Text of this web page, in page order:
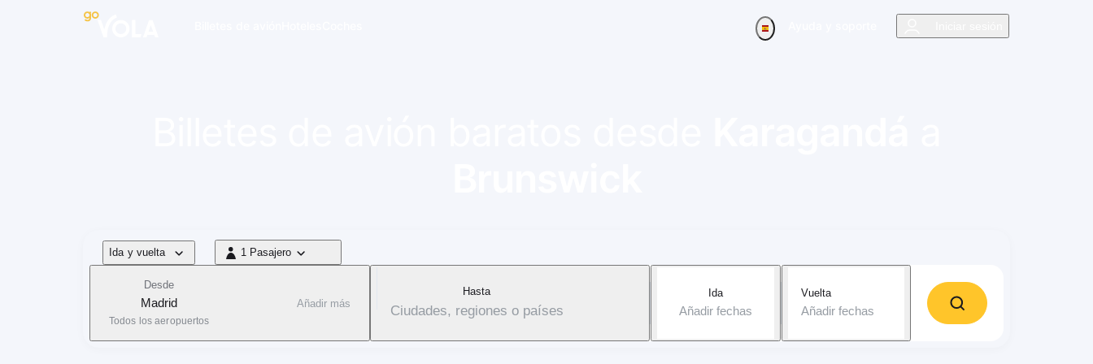
Tipo de vuelo
Ida y vuelta 1 Pasajero
1 Pasajero
Desde
Madrid
Todos los aeropuertos
Añadir más
Hasta
Ciudades, regiones o países
Ida
Añadir fechas
Vuelta
Añadir fechas